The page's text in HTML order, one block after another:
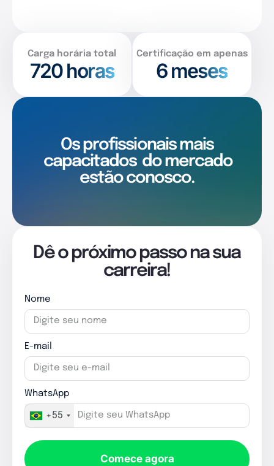
Carga horária total
720horas
Certificação em apenas
6 meses
Os profissionais mais
capacitados do mercado
estão conosco.
Dê o próximo passo na sua
carreira!
Nome
E-mail
WhatsApp
+55
Comece agora